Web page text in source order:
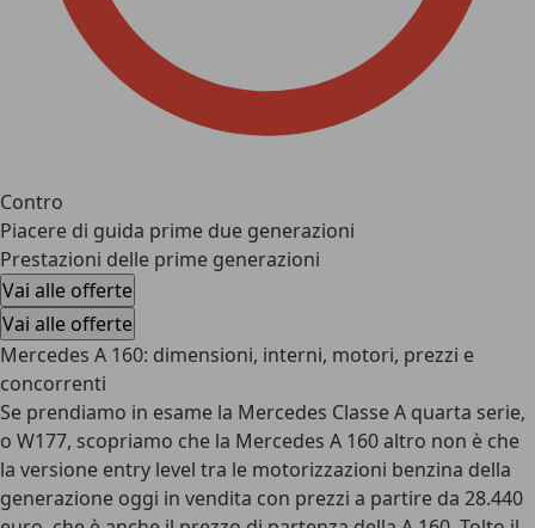
Contro
Piacere di guida prime due generazioni
Prestazioni delle prime generazioni
Vai alle offerte
Vai alle offerte
Mercedes A 160: dimensioni, interni, motori, prezzi e
concorrenti
Se prendiamo in esame la Mercedes Classe A quarta serie,
o W177, scopriamo che la Mercedes A 160 altro non è che
la versione entry level tra le motorizzazioni benzina della
generazione oggi in vendita con prezzi a partire da 28.440